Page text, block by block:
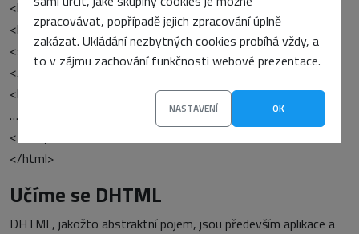
zpracovávat, popřípadě jejich zpracování úplně
zakázat. Ukládání nezbytných cookies probíhá vždy, a
to v zájmu zachování funkčnosti webové prezentace.
NASTAVENÍ OK
<html>
<head>
<script src=“sniffer.js“></script>
</head>
<body>
…
</body>
</html>
Učíme se DHTML
DHTML, jakožto abstraktní pojem, jsou především aplikace a